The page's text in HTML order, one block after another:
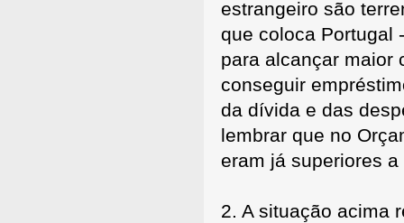
estrangeiro são
que coloca Portugal
para alcançar maior
conseguir
da dívida e das
lembrar que no
eram já superiores
2. A situação acima